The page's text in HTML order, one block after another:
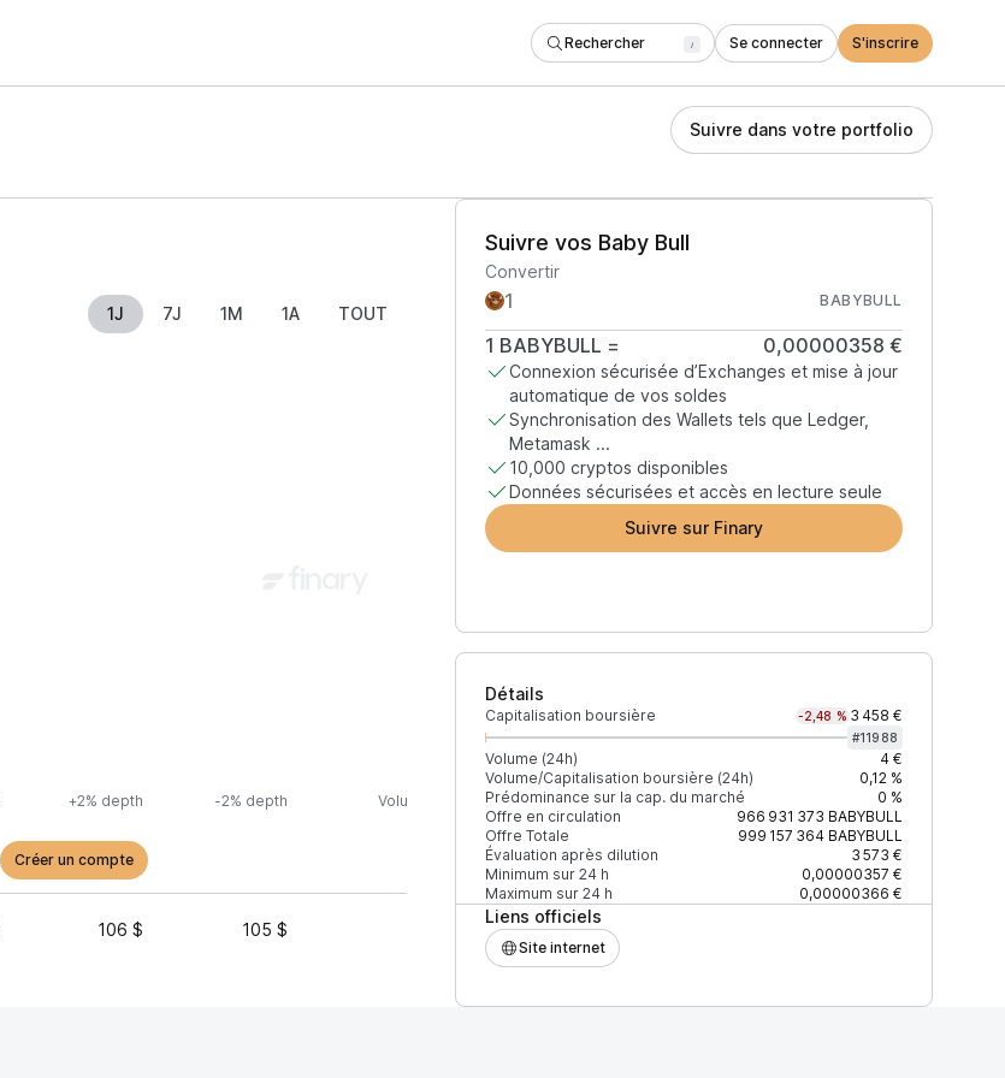
Rechercher / Se connecter S'inscrire
Suivre dans votre portfolio
1J 7J 1M 1A TOUT
Suivre vos Baby Bull
Convertir
BABYBULL
1 BABYBULL = 0,00000358 €
Connexion sécurisée d’Exchanges et mise à jour
automatique de vos soldes
Synchronisation des Wallets tels que Ledger,
Metamask ...
10,000 cryptos disponibles
Données sécurisées et accès en lecture seule
Suivre sur Finary
Détails
Capitalisation boursière -2,48 % 3 458 €
#11988
Volume (24h)
4 €
Volume/Capitalisation boursière (24h)
0,12 %
Prédominance sur la cap. du marché
0 %
Offre en circulation
966 931 373 BABYBULL
Offre Totale
999 157 364BABYBULL
Évaluation après dilution
3 573 €
Minimum sur 24 h
0,00000357 €
Maximum sur 24 h
0,00000366 €
Liens officiels
Site internet
+2% depth -2% depth Volume (24h) % du volume Confiance Mis à jour
Créer un compte
106 $ 105 $ 100 %